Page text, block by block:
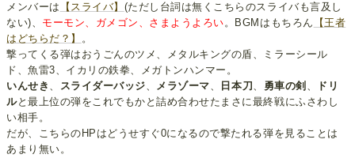
メンバーは
【スライバ】 (ただし台詞は無くこちらのスライバも言及し
ない)、 モーモン、ガメゴン、さまようよろい。BGMはもちろん
【王者
はどちらだ？】 。
撃ってくる弾はおうごんのツメ、メタルキングの盾、ミラーシール
ド、魚雷3、イカリの鉄拳、メガトンハンマー。
いんせき 、 スライダーバッジ、 メラゾーマ、 日本刀 、 勇車の剣 、
ドリ
ルと最上位の弾をこれでもかと詰め合わせたまさに最終戦にふさわし
い相手。
だが、こちらのHPはどうせすぐ0になるので撃たれる弾を見ることは
あまり無い。